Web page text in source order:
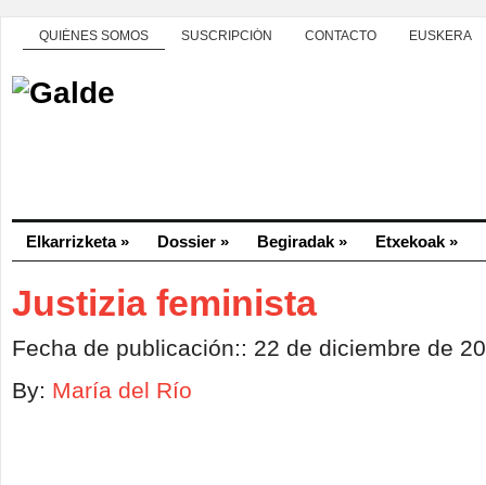
QUIÉNES SOMOS SUSCRIPCIÓN CONTACTO EUSKERA
Elkarrizketa» Dossier » Begiradak » Etxekoak »
Justizia feminista
Fecha de publicación:: 22 de diciembre de
By: María del Río